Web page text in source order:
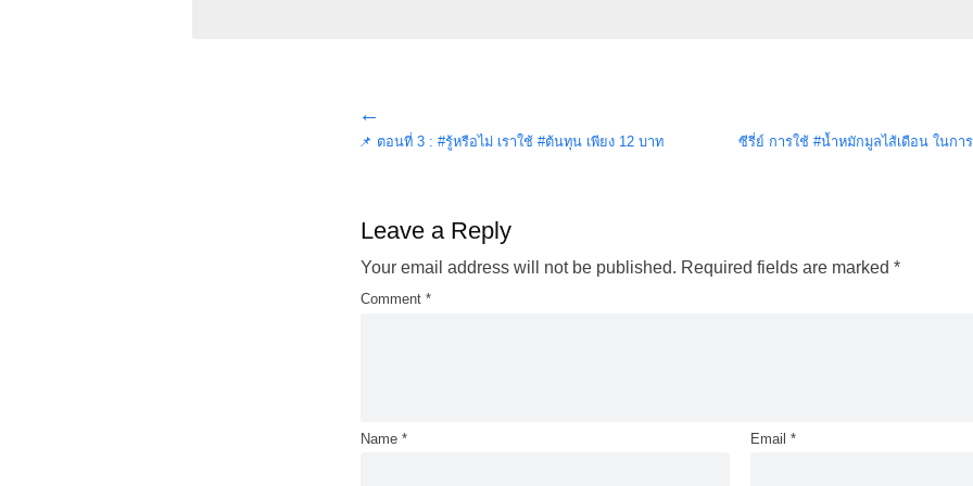
Post
navigation
←
📌 ตอนที่ 3 : #รู้หรือไม่ เราใช้ #ต้นทุน เพียง 12 บาท ซีรี่ย์ การใช้ #น้ำหมักมูลไส้เดือน ในกา
Leave a Reply
Your email address will not be published. Required fields are marked *
Comment *
Name * Email*